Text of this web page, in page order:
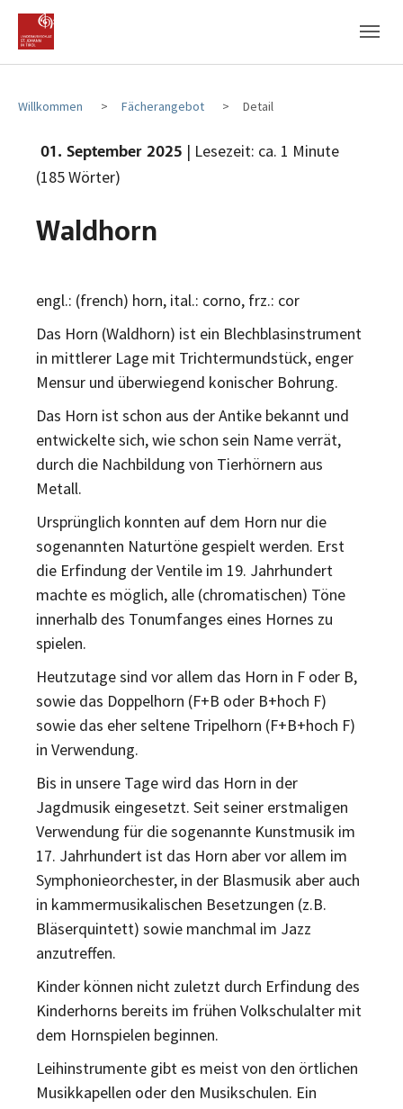
Zum Hauptinhalt
Zum Fußbereich
Willkommen Fächerangebot Detail
01. September 2025 | Lesezeit: ca. 1 Minute
(185 Wörter)
Waldhorn
engl.: (french) horn, ital.: corno, frz.: cor
Das Horn (Waldhorn) ist ein Blechblasinstrument
in mittlerer Lage mit Trichtermundstück, enger
Mensur und überwiegend konischer Bohrung.
Das Horn ist schon aus der Antike bekannt und
entwickelte sich, wie schon sein Name verrät,
durch die Nachbildung von Tierhörnern aus
Metall.
Ursprünglich konnten auf dem Horn nur die
sogenannten Naturtöne gespielt werden. Erst
die Erfindung der Ventile im 19. Jahrhundert
machte es möglich, alle (chromatischen) Töne
innerhalb des Tonumfanges eines Hornes zu
spielen.
Heutzutage sind vor allem das Horn in F oder B,
sowie das Doppelhorn (F+B oder B+hoch F)
sowie das eher seltene Tripelhorn (F+B+hoch F)
in Verwendung.
Bis in unsere Tage wird das Horn in der
Jagdmusik eingesetzt. Seit seiner erstmaligen
Verwendung für die sogenannte Kunstmusik im
17. Jahrhundert ist das Horn aber vor allem im
Symphonieorchester, in der Blasmusik aber auch
in kammermusikalischen Besetzungen (z.B.
Bläserquintett) sowie manchmal im Jazz
anzutreffen.
Kinder können nicht zuletzt durch Erfindung des
Kinderhorns bereits im frühen Volkschulalter mit
dem Hornspielen beginnen.
Leihinstrumente gibt es meist von den örtlichen
Musikkapellen oder den Musikschulen. Ein